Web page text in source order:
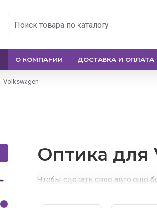
О КОМПАНИИ ДОСТАВКА И ОПЛАТА
Volkswagen
Оптика для
Чтобы сделать свое авто еще